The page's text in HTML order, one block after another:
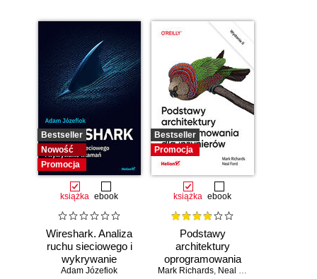
kreatywności.
Wydanie II
Bestseller
Nowość
Promocja
książka ebook
Wireshark. Analiza
ruchu sieciowego i
wykrywanie
włamań
Adam Józefiok
Bestseller
Promocja
książka ebook
Podstawy
architektury
oprogramowania
dla inżynierów.
Mark Richards, Neal Ford